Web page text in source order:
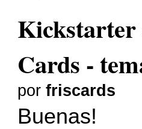
Kickstarter
Cards -
porfriscards
Buenas!